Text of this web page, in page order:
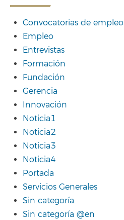
Convocatorias de empleo
Empleo
Entrevistas
Formación
Fundación
Gerencia
Innovación
Noticia1
Noticia2
Noticia3
Noticia4
Portada
Servicios Generales
Sin categoría
Sin categoría @en